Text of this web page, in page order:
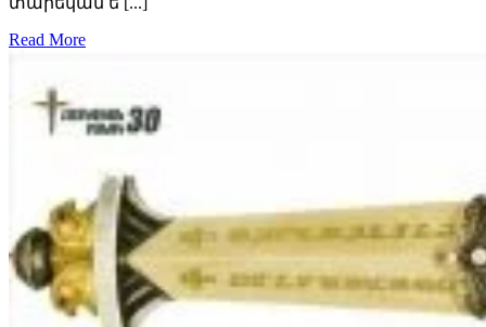
Read More